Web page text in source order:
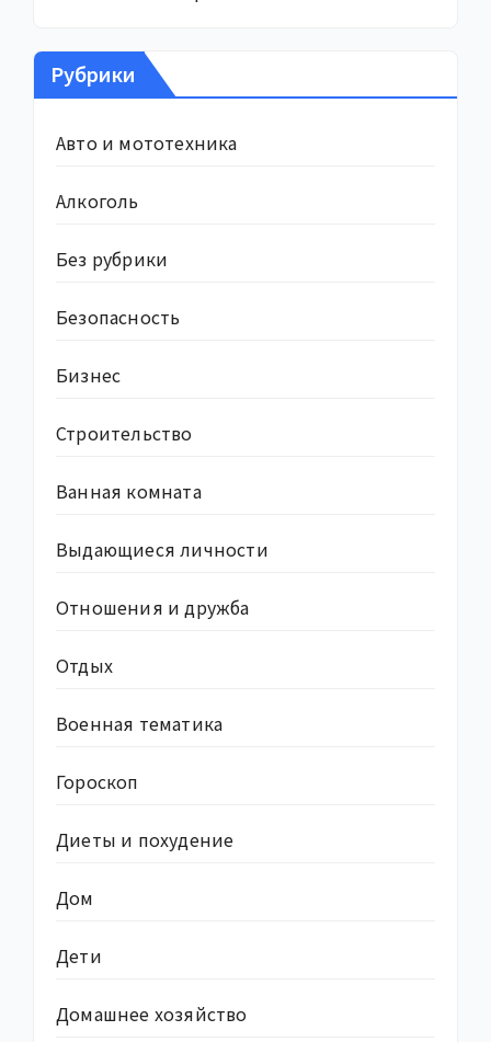
Рубрики
Авто и мототехника
Алкоголь
Без рубрики
Безопасность
Бизнес
Строительство
Ванная комната
Выдающиеся личности
Отношения и дружба
Отдых
Военная тематика
Гороскоп
Диеты и похудение
Дом
Дети
Домашнее хозяйство